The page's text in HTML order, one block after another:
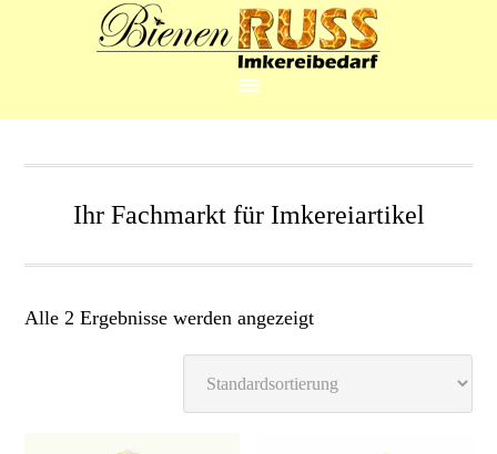
Ihr Fachmarkt für Imkereiartikel
Alle 2 Ergebnisse werden angezeigt